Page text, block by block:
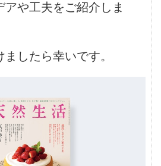
や工夫をご紹介しま
したら幸いです。